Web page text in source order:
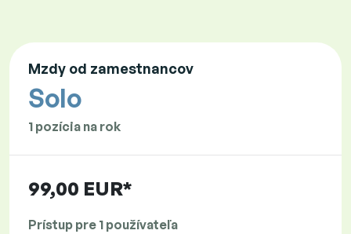
Mzdy od zamestnancov
Solo
1 pozícia na rok
99,00 EUR*
Prístup pre 1 používateľa